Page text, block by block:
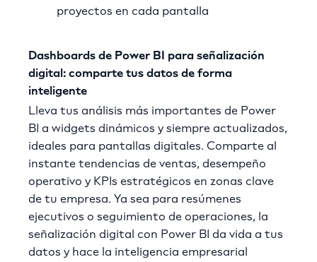
proyectos en cada pantalla
Dashboards de Power BI para señalización
digital: comparte tus datos de forma
inteligente
Lleva tus análisis más importantes de Power
BI a widgets dinámicos y siempre actualizados,
ideales para pantallas digitales. Comparte al
instante tendencias de ventas, desempeño
operativo y KPIs estratégicos en zonas clave
de tu empresa. Ya sea para resúmenes
ejecutivos o seguimiento de operaciones, la
señalización digital con Power BI da vida a tus
datos y hace la inteligencia empresarial